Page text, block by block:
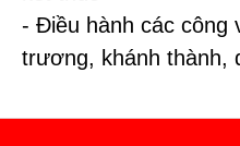
- Điều hành các công
trương, khánh thành,